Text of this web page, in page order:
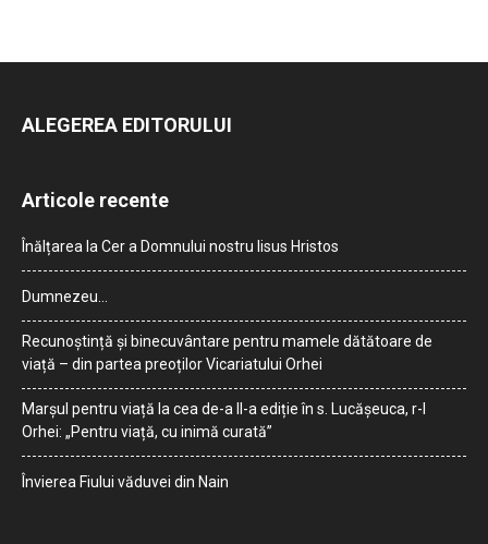
ALEGEREA EDITORULUI
Articole recente
Înălțarea la Cer a Domnului nostru Iisus Hristos
Dumnezeu…
Recunoștință și binecuvântare pentru mamele dătătoare de
viață – din partea preoților Vicariatului Orhei
Marșul pentru viață la cea de-a II-a ediție în s. Lucășeuca, r-l
Orhei: „Pentru viață, cu inimă curată”
Învierea Fiului văduvei din Nain